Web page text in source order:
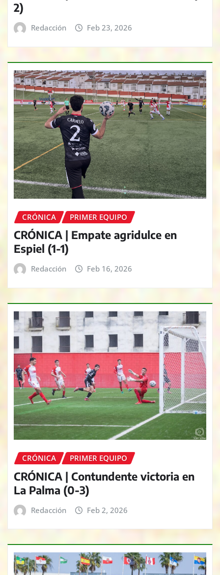
2)
Redacción Feb 23, 2026
CRÓNICA PRIMER EQUIPO
CRÓNICA | Empate agridulce en
Espiel (1-1)
Redacción Feb 16, 2026
CRÓNICA PRIMER EQUIPO
CRÓNICA | Contundente victoria en
La Palma (0-3)
Redacción Feb 2, 2026